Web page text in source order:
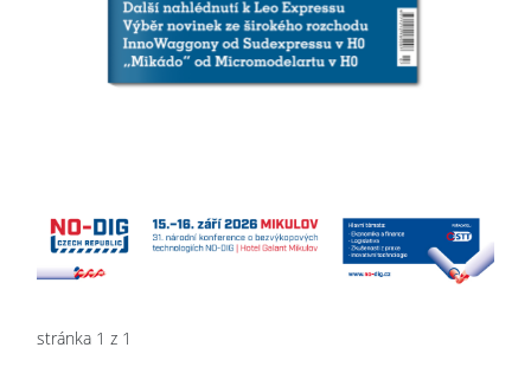
stránka 1 z 1